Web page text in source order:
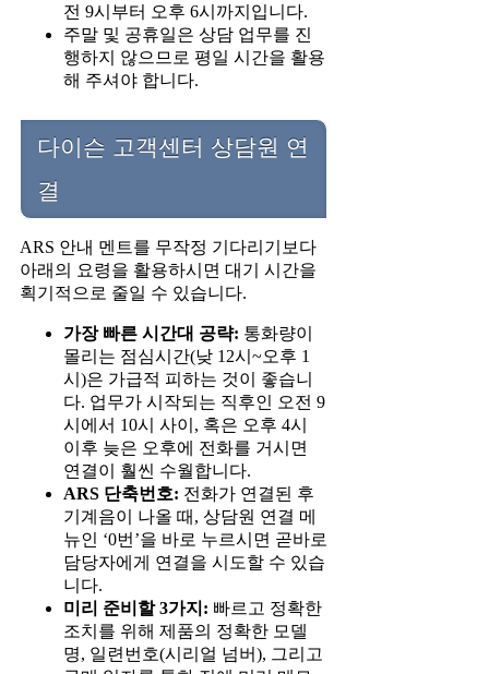
전 9시부터 오후 6시까지입니다.
주말 및 공휴일은 상담 업무를 진
행하지 않으므로 평일 시간을 활용
해 주셔야 합니다.
다이슨 고객센터 상담원 연
결
ARS 안내 멘트를 무작정 기다리기보다
아래의 요령을 활용하시면 대기 시간을
획기적으로 줄일 수 있습니다.
가장 빠른 시간대 공략: 통화량이
몰리는 점심시간(낮 12시~오후 1
시)은 가급적 피하는 것이 좋습니
다. 업무가 시작되는 직후인 오전 9
시에서 10시 사이, 혹은 오후 4시
이후 늦은 오후에 전화를 거시면
연결이 훨씬 수월합니다.
ARS 단축번호: 전화가 연결된 후
기계음이 나올 때, 상담원 연결 메
뉴인 ‘0번’을 바로 누르시면 곧바로
담당자에게 연결을 시도할 수 있습
니다.
미리 준비할 3가지: 빠르고 정확한
조치를 위해 제품의 정확한 모델
명, 일련번호(시리얼 넘버), 그리고